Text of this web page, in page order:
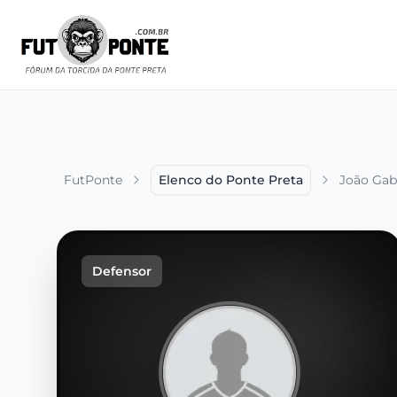
FutPonte Elenco do Ponte Preta João
Defensor